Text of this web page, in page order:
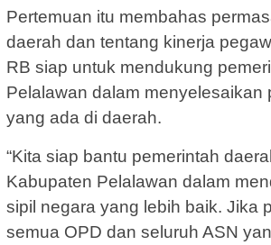
Pertemuan itu membahas
daerah dan tentang kinerja
RB siap untuk mendukung
Pelalawan dalam menyelesaikan
yang ada di daerah.
“Kita siap bantu pemerintah
Kabupaten Pelalawan dalam
sipil negara yang lebih baik. Jika
semua OPD dan seluruh ASN